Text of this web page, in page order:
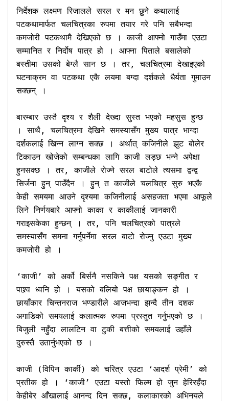
निर्देशक लक्ष्मण रिजालले सरल र मन छुने कथालाई
पटकथामार्फत चलचित्रका रुपमा तयार गरे पनि सबैभन्दा
कमजोरी पटकथामै देखिएको छ । काजी आफ्नो गाउँमा एउटा
सम्मानित र निर्दोष पात्र हो । आफ्ना पिताले बसालेको
बस्तीमा उसको बेग्लै सान छ । तर, चलचित्रमा देखाइएको
घटनाक्रम वा पटकथा एकै लयमा बग्दा दर्शकले धैर्यता गुमाउन
सक्छन् ।
बारम्बार उस्तै दृश्य र शैली देख्दा सुस्त भएको महसुस हुन्छ
। साथै, चलचित्रमा देखिने समस्यासँग मुख्य पात्र भाग्दा
दर्शकलाई खिन्न लाग्न सक्छ । अर्थात् कजिनीले झुट बोलेर
टिकाउन खोजेको सम्बन्धका लागि काजी लड्छ भन्ने अपेक्षा
हुनसक्छ । तर, काजीले रोज्ने सरल बाटोले त्यसमा द्वन्द्व
सिर्जना हुन् पाउँदैन । हुन् त काजीले चलचित्र सुरु भएकै
केही समयमा आउने दृश्यमा कजिनीलाई असहजता भएमा आफूले
लिने निर्णयबारे आफ्नो काका र काकीलाई जानकारी
गराइसकेका हुन्छन् । तर, पनि चलचित्रको पात्रले
समस्यासँग समना गर्नुपर्नेमा सरल बाटो रोज्नु एउटा मुख्य
कमजोरी हो ।
‘काजी’ को अर्को बिर्सनै नसकिने पक्ष यसको सङ्गीत र
पाश्र्व ध्वनि हो । यसको बलियो पक्ष छायाङ्कन हो ।
छायाँकार चिन्तनराज भण्डारीले आजभन्दा झन्दै तीन दशक
अगाडिको समयलाई कलात्मक रुपमा प्रस्तुत गर्नुभएको छ ।
बिजुली नहुँदा लालटिन वा टुकी बत्तीको समयलाई उहाँले
दुरुस्तै उतार्नुभएको छ ।
काजी (विपिन कार्की) को चरित्र एउटा ‘आदर्श प्रेमी’ को
प्रतीक हो । ‘काजी’ एउटा यस्तो फिल्म हो जुन हेरिरहँदा
केहीबेर आँखालाई आनन्द दिन सक्छ, कलाकारको अभिनयले